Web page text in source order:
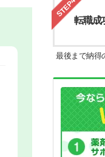
STEP4
転職成
最後まで納得